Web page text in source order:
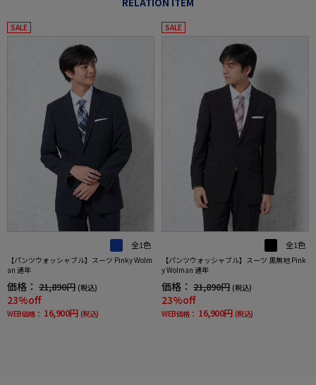
SALE
全1色
【パンツウォッシャブル】スーツ Pinky Wolm
an 通年
価格： 21,890円 (税込)
23%off
WEB価格： 16,900円 (税込)
SALE
全1色
【パンツウォッシャブル】スーツ 黒無地 Pink
y Wolman 通年
価格： 21,890円 (税込)
23%off
WEB価格： 16,900円 (税込)